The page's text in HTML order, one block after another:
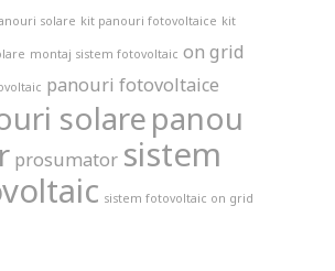
solare kit panouri fotovoltaice kit
montaj sistem fotovoltaic on grid
panouri fotovoltaice
solarepanou
prosumator sistem
sistem fotovoltaic on grid